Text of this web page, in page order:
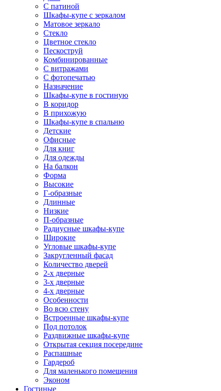
С патиной
Шкафы-купе с зеркалом
Матовое зеркало
Стекло
Цветное стекло
Пескоструй
Комбинированные
С витражами
С фотопечатью
Назначение
Шкафы-купе в гостиную
В коридор
В прихожую
Шкафы-купе в спальню
Детские
Офисные
Для книг
Для одежды
На балкон
Форма
Высокие
Г-образные
Длинные
Низкие
П-образные
Радиусные шкафы-купе
Широкие
Угловые шкафы-купе
Закругленный фасад
Количество дверей
2-х дверные
3-х дверные
4-х дверные
Особенности
Во всю стену
Встроенные шкафы-купе
Под потолок
Раздвижные шкафы-купе
Открытая секция посередине
Распашные
Гардероб
Для маленького помещения
Эконом
Гостиные